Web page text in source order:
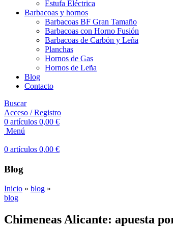
Estufa Eléctrica
Barbacoas y hornos
Barbacoas BF Gran Tamaño
Barbacoas con Horno Fusión
Barbacoas de Carbón y Leña
Planchas
Hornos de Gas
Hornos de Leña
Blog
Contacto
Buscar
Acceso / Registro
0 artículos 0,00 €
Menú
0 artículos 0,00 €
Blog
Inicio » blog »
blog
Chimeneas Alicante: apuesta